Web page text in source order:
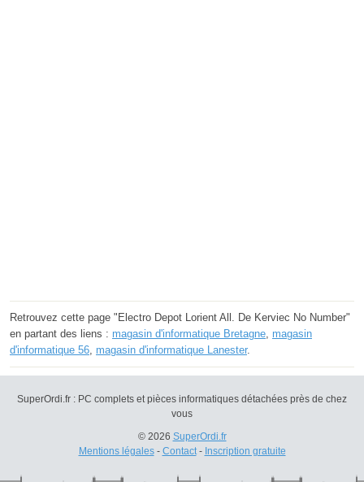
Retrouvez cette page "Electro Depot Lorient All. De Kerviec No Number"
en partant des liens : magasin d'informatique Bretagne magasin
d'informatique 56 magasin d'informatique Lanester.
SuperOrdi.fr : PC complets et pièces informatiques détachées près de chez
vous
© 2026 SuperOrdi.fr
Mentions légales- Contact- Inscription gratuite